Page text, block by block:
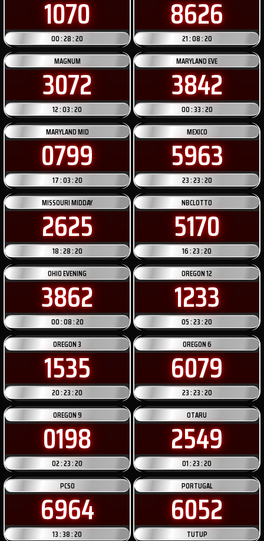
1070
00 : 28 : 20
8626
21 : 08 : 20
MAGNUM
3072
12 : 03 : 20
MARYLAND EVE
3842
00 : 33 : 20
MARYLAND MID
0799
17 : 03 : 20
MEXICO
5963
23 : 23 : 20
MISSOURI MIDDAY
2625
18 : 28 : 20
NBCLOTTO
5170
16 : 23 : 20
OHIO EVENING
3862
00 : 08 : 20
OREGON 12
1233
05 : 23 : 20
OREGON 3
1535
20 : 23 : 20
OREGON 6
6079
23 : 23 : 20
OREGON 9
0198
02 : 23 : 20
OTARU
2549
01 : 23 : 20
PCSO
6964
13 : 38 : 20
PORTUGAL
6052
TUTUP